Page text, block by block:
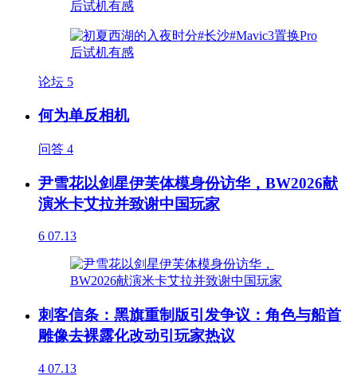
论坛 5
何为单反相机
问答 4
尹雪花以剑星伊芙体模身份访华，BW2026献
演米卡艾拉并致谢中国玩家
6 07.13
刺客信条：黑旗重制版引发争议：角色与船首
雕像去裸露化改动引玩家热议
4 07.13